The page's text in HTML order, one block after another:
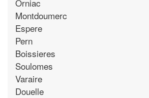
Orniac
Montdoumerc
Espere
Pern
Boissieres
Soulomes
Varaire
Douelle